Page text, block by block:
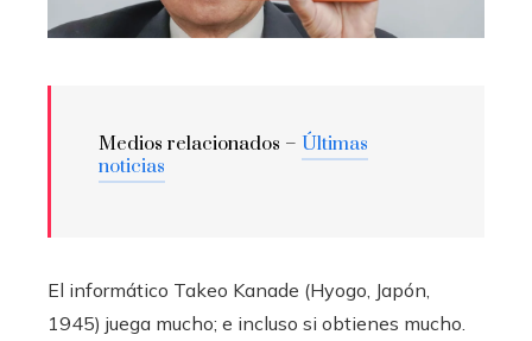
Medios relacionados – Últimas
noticias
El informático Takeo Kanade (Hyogo, Japón,
1945) juega mucho; e incluso si obtienes mucho.